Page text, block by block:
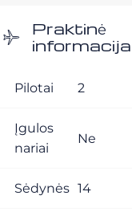
Praktinė
informacija
Pilotai 2
Įgulos
nariai
Ne
Sėdynės 14